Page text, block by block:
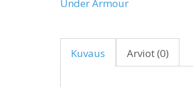
Under Armour
Kuvaus Arviot (0)